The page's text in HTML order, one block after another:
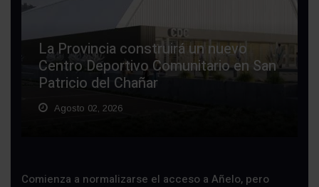
La Provincia construirá un nuevo
Centro Deportivo Comunitario en San
Patricio del Chañar
Agosto 02, 2026
Comienza a normalizarse el acceso a Añelo, pero